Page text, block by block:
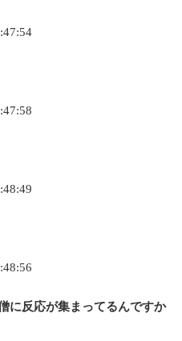
に反応が集まってるんですか